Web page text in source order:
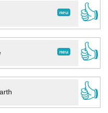
neu
👍
neu
👍
👍